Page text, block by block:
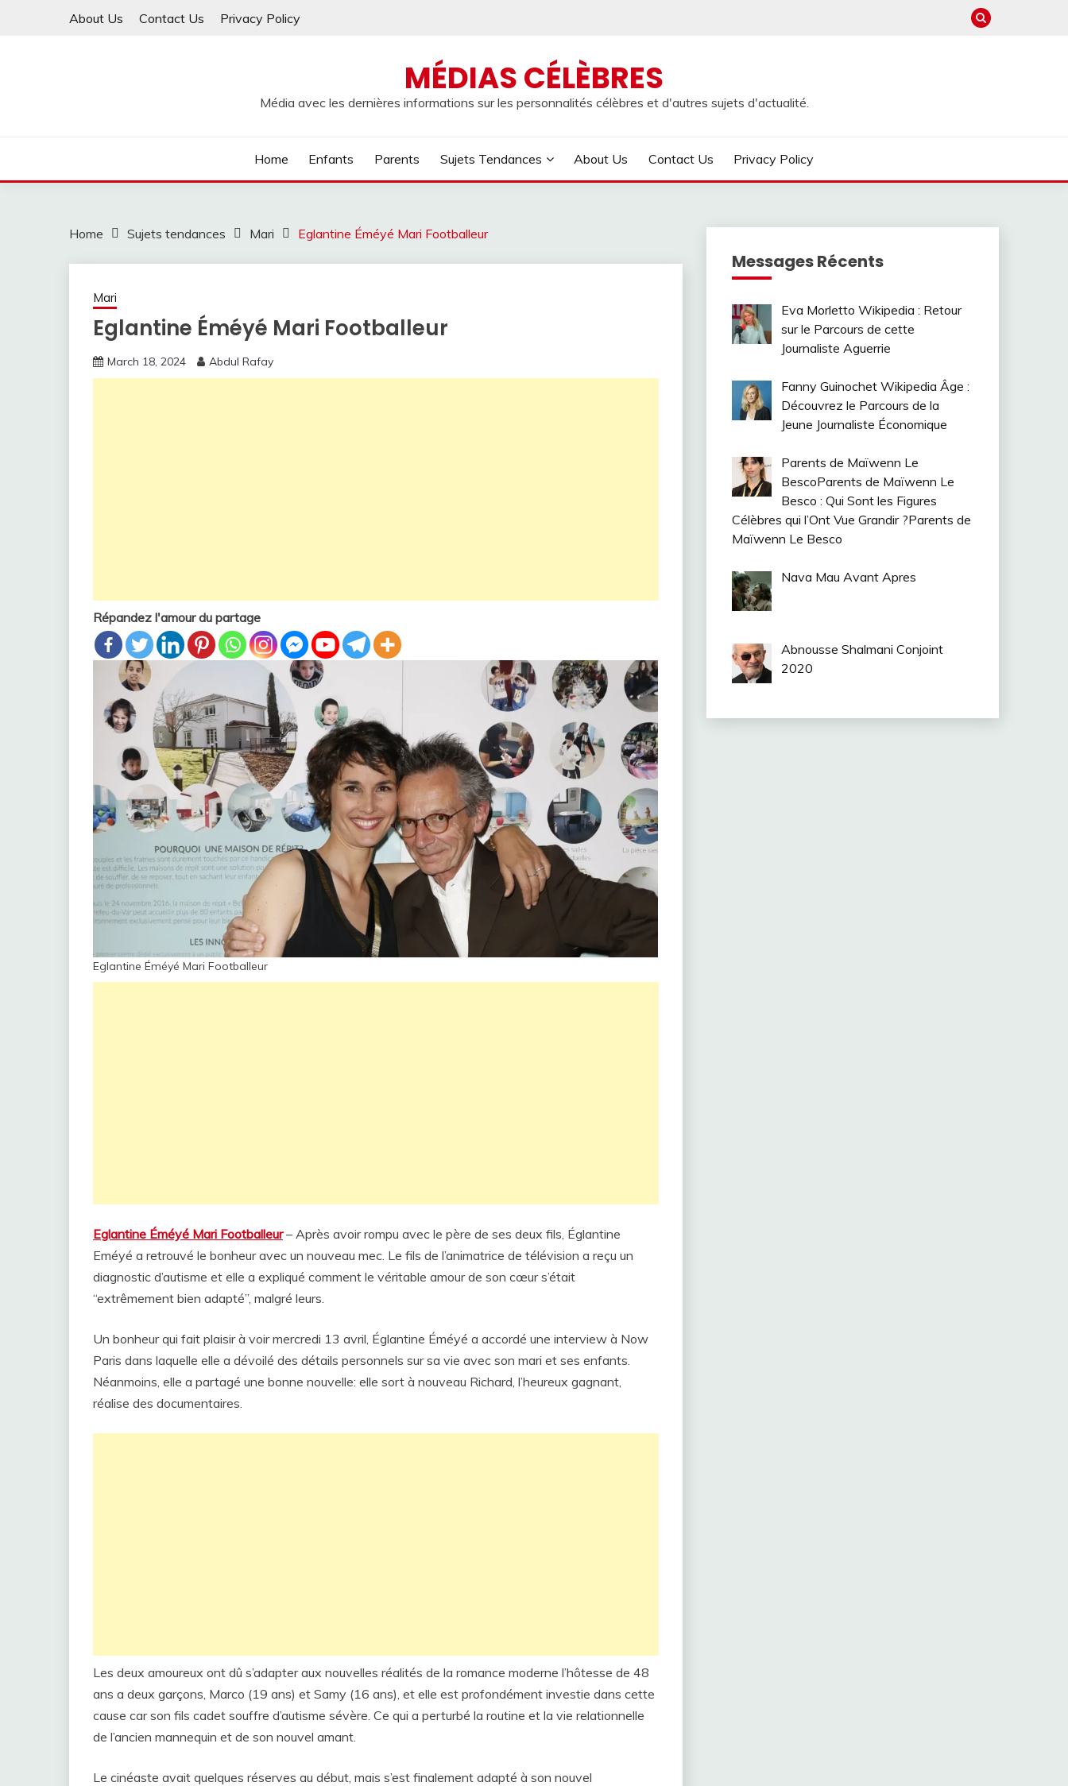
About Us Contact Us Privacy Policy
MÉDIAS CÉLÈBRES
Média avec les dernières informations sur les personnalités célèbres et d'autres sujets d'actualité.
Home Enfants Parents Sujets Tendances About Us Contact Us Privacy Policy
Home Sujets tendances Mari Eglantine Éméyé Mari Footballeur
Mari
Eglantine Éméyé Mari Footballeur
March 18, 2024 Abdul Rafay
Répandez l'amour du partage
Eglantine Éméyé Mari Footballeur
Eglantine Éméyé Mari Footballeur– Après avoir rompu avec le père de ses deux fils, Églantine
Eméyé a retrouvé le bonheur avec un nouveau mec. Le fils de l’animatrice de télévision a reçu un
diagnostic d’autisme et elle a expliqué comment le véritable amour de son cœur s’était
“extrêmement bien adapté”, malgré leurs.
Un bonheur qui fait plaisir à voir mercredi 13 avril, Églantine Éméyé a accordé une interview à Now
Paris dans laquelle elle a dévoilé des détails personnels sur sa vie avec son mari et ses enfants.
Néanmoins, elle a partagé une bonne nouvelle: elle sort à nouveau Richard, l’heureux gagnant,
réalise des documentaires.
Les deux amoureux ont dû s’adapter aux nouvelles réalités de la romance moderne l’hôtesse de 48
ans a deux garçons, Marco (19 ans) et Samy (16 ans), et elle est profondément investie dans cette
cause car son fils cadet souffre d’autisme sévère. Ce qui a perturbé la routine et la vie relationnelle
de l’ancien mannequin et de son nouvel amant.
Le cinéaste avait quelques réserves au début, mais s’est finalement adapté à son nouvel
Messages Récents
Eva Morletto Wikipedia : Retour
sur le Parcours de cette
Journaliste Aguerrie
Fanny Guinochet Wikipedia Âge :
Découvrez le Parcours de la
Jeune Journaliste Économique
Parents de Maïwenn Le
BescoParents de Maïwenn Le
Besco : Qui Sont les Figures
Célèbres qui l’Ont Vue Grandir ?Parents de
Maïwenn Le Besco
Nava Mau Avant Apres
Abnousse Shalmani Conjoint
2020